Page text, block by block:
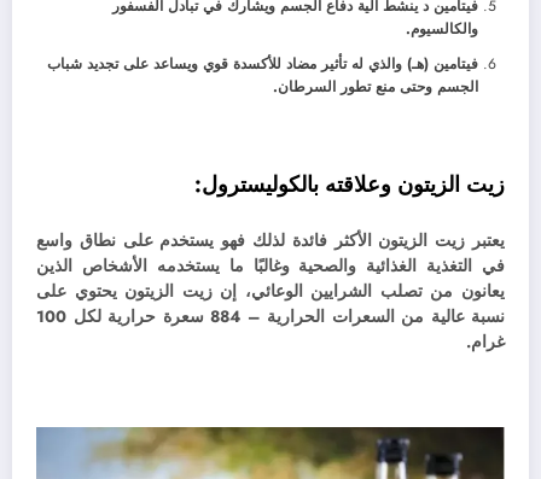
فيتامين د ينشط آلية دفاع الجسم ويشارك في تبادل الفسفور
والكالسيوم.
فيتامين (هـ) والذي له تأثير مضاد للأكسدة قوي ويساعد على تجديد شباب
الجسم وحتى منع تطور السرطان.
زيت الزيتون وعلاقته بالكوليسترول:
يعتبر زيت الزيتون الأكثر فائدة لذلك فهو يستخدم على نطاق واسع
في التغذية الغذائية والصحية وغالبًا ما يستخدمه الأشخاص الذين
يعانون من تصلب الشرايين الوعائي، إن زيت الزيتون يحتوي على
نسبة عالية من السعرات الحرارية – 884 سعرة حرارية لكل 100
غرام.